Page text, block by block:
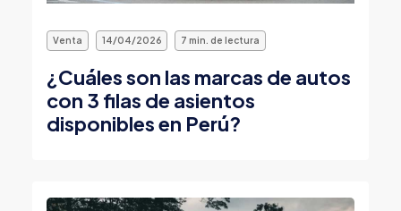
Venta 14/04/2026 7 min. de lectura
¿Cuáles son las marcas de autos
con 3 filas de asientos
disponibles en Perú?